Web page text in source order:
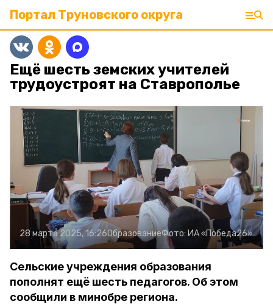
Портал Труновского округа
Ещё шесть земских учителей
трудоустроят на Ставрополье
28 марта 2025, 16:26ОбразованиеФото: ИА «Победа26»
Сельские учреждения образования
пополнят ещё шесть педагогов. Об этом
сообщили в минобре региона.